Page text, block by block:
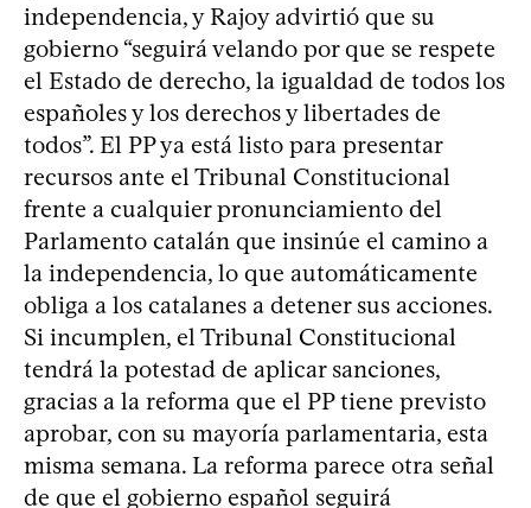
independencia, y Rajoy advirtió que su
gobierno “seguirá velando por que se respete
el Estado de derecho, la igualdad de todos los
españoles y los derechos y libertades de
todos”. El PP ya está listo para presentar
recursos ante el Tribunal Constitucional
frente a cualquier pronunciamiento del
Parlamento catalán que insinúe el camino a
la independencia, lo que automáticamente
obliga a los catalanes a detener sus acciones.
Si incumplen, el Tribunal Constitucional
tendrá la potestad de aplicar sanciones,
gracias a la reforma que el PP tiene previsto
aprobar, con su mayoría parlamentaria, esta
misma semana. La reforma parece otra señal
de que el gobierno español seguirá